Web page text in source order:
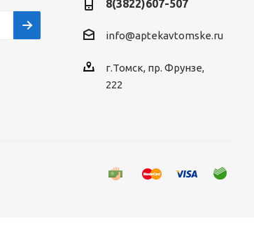
8(3822)607-507
info@aptekavtomske.ru
г.Томск, пр. Фрунзе,
222